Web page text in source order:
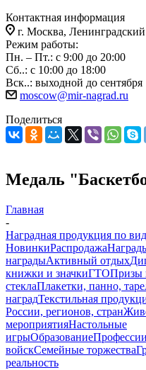
Контактная информация
г. Москва,
Режим работы:
Пн. – Пт.: с 9:00 до 20:00
Сб..: с 10:00 до 18:00
Вск..: выходной до сентября
moscow@mir-nagrad.ru
Поделиться
Медаль
Главная
-
Наградная продукция по
НовинкиРаспродажа
наградыАктивный отдых
книжки и значкиГТОПризы
стеклаПлакетки, панно,
наградТекстильная
России, регионов, стран
мероприятияНастольные
игрыОбразованиеПрофессии
войскСемейные торжества
реальность